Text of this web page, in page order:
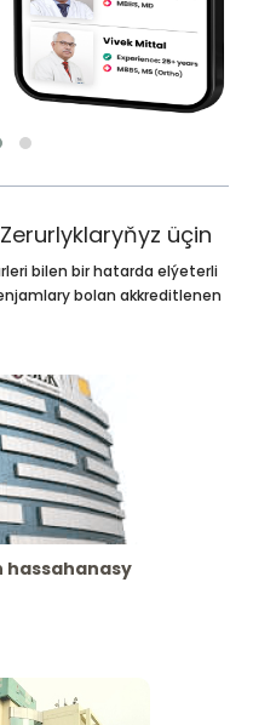
Zerurlyklaryňyz üçin
bilen bir hatarda elýeterli
bolan akkreditlenen
hassahanasy